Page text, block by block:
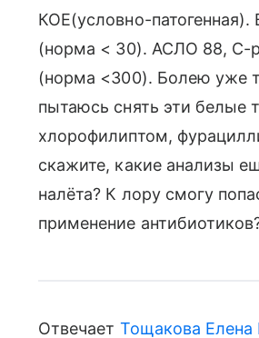
КОЕ(условно-
(норма < 30). АСЛО 88, С-
(норма <300). Болею уже
пытаюсь снять эти белые
хлорофилиптом,
скажите, какие анализы
налёта? К лору смогу
применение
Отвечает Тощакова Елена